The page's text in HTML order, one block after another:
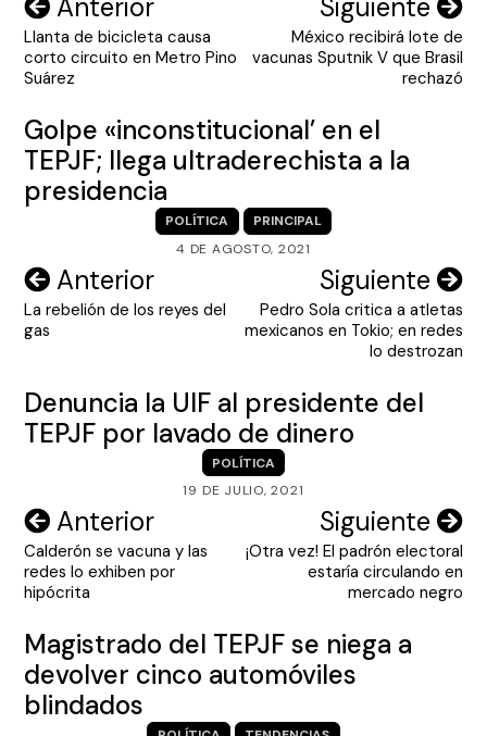
de
entradas
Anterior
Llanta de bicicleta causa
corto circuito en Metro Pino
Suárez
Siguiente
México recibirá lote de
vacunas Sputnik V que Brasil
rechazó
Golpe «inconstitucional’ en el
TEPJF; llega ultraderechista a la
presidencia
POLÍTICA
PRINCIPAL
4 DE AGOSTO, 2021
Navegación
de
Anterior
La rebelión de los reyes del
gas
Siguiente
Pedro Sola critica a atletas
mexicanos en Tokio; en redes
lo destrozan
Denuncia la UIF al presidente del
TEPJF por lavado de dinero
POLÍTICA
19 DE JULIO, 2021
Navegación
de
entradas
Anterior
Calderón se vacuna y las
redes lo exhiben por
hipócrita
Siguiente
¡Otra vez! El padrón electoral
estaría circulando en
mercado negro
Magistrado del TEPJF se niega a
devolver cinco automóviles
blindados